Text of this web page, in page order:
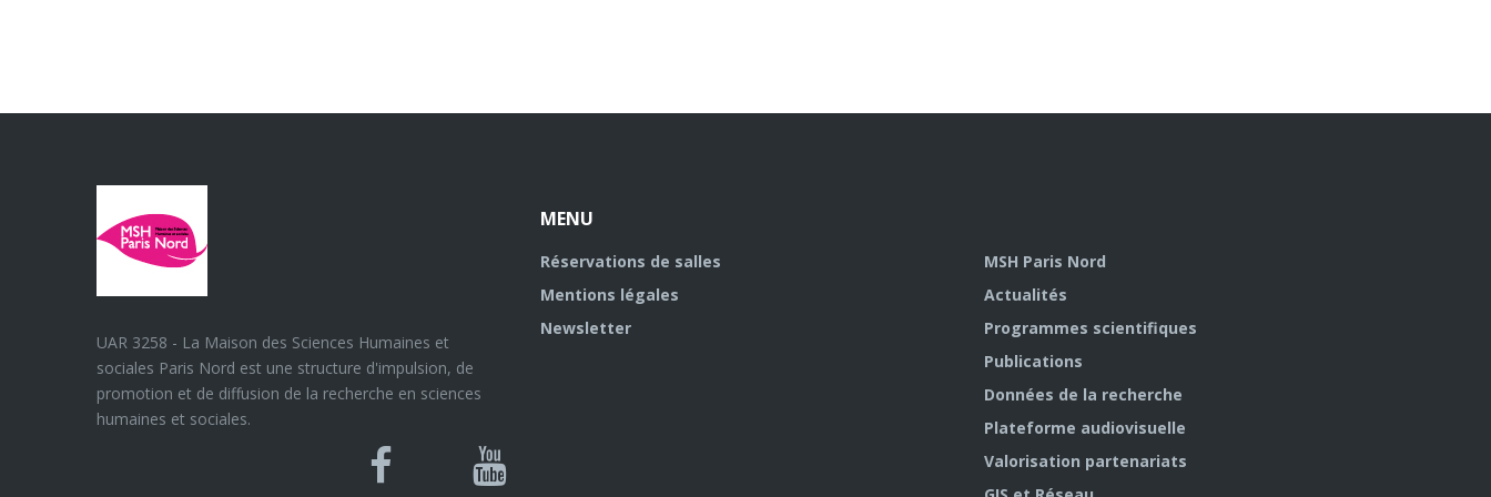
UAR 3258 - La Maison des Sciences Humaines et
sociales Paris Nord est une structure d'impulsion, de
promotion et de diffusion de la recherche en sciences
humaines et sociales.
Bluesky
Canal
MENU
Réservations de salles
Mentions légales
Newsletter
MSH Paris Nord
Actualités
Programmes scientifiques
Publications
Données de la recherche
Plateforme audiovisuelle
Valorisation partenariats